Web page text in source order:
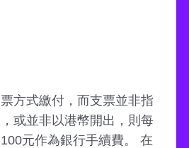
方式繳付，而支票並非指
或並非以港幣開出，則每
元作為銀行手續費。 在